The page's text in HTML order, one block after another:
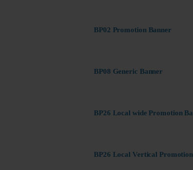
BP02 Promotion Banner
BP08 Generic Banner
BP26 Local wide Promotion
BP26 Local Vertical